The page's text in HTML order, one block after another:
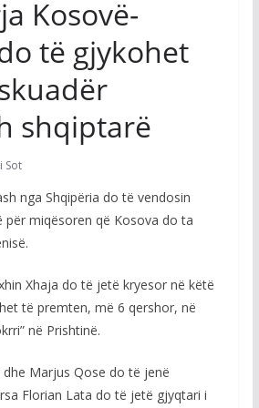
Kosovë-
të gjykohet
shqiptarë
Sot
nga Shqipëria do të vendosin
për miqësoren që Kosova do ta
Xhaja do të jetë kryesor në këtë
të premten, më 6 qershor, në
në Prishtinë.
dhe Marjus Qose do të jenë
Florian Lata do të jetë gjyqtari i